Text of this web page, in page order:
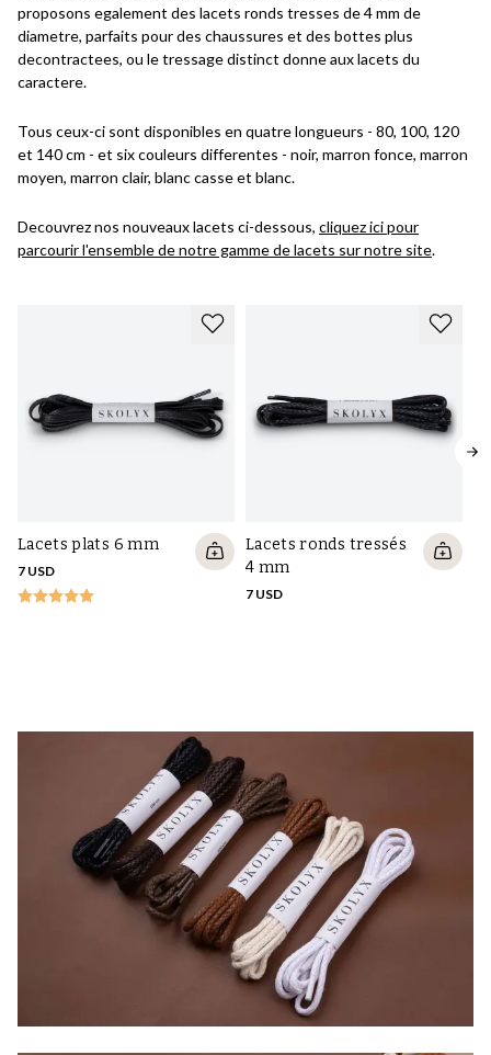
proposons egalement des lacets ronds tresses de 4 mm de
diametre, parfaits pour des chaussures et des bottes plus
decontractees, ou le tressage distinct donne aux lacets du
caractere.
Tous ceux-ci sont disponibles en quatre longueurs - 80, 100, 120
et 140 cm - et six couleurs differentes - noir, marron fonce, marron
moyen, marron clair, blanc casse et blanc.
Decouvrez nos nouveaux lacets ci-dessous, cliquez ici pour
parcourir l'ensemble de notre gamme de lacets sur notre site.
Lacets plats 6 mm
7 USD
Lacets ronds tressés
4 mm
7 USD